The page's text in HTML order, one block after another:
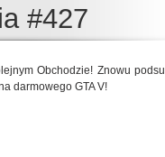
#427
Obchodzie! Znowu
darmowego GTA V!